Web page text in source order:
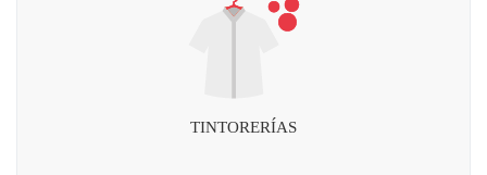
TINTORERÍAS